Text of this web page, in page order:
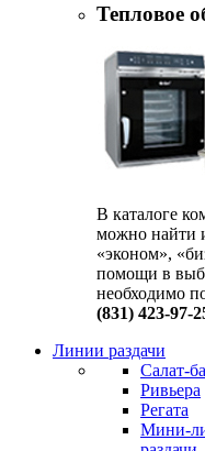
Тепловое
В каталоге
можно найти
«эконом»,
помощи в
необходимо
(831) 423-97-
Линии раздачи
Салат-
Ривьера
Регата
Мини-